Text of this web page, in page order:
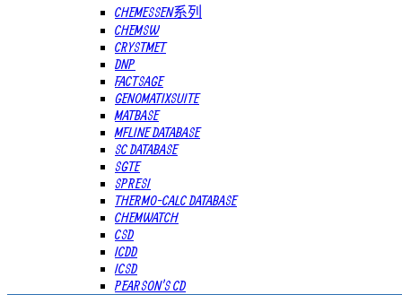
CHEMESSEN系列
CHEMSW
CRYSTMET
DNP
FACTSAGE
GENOMATIXSUITE
MATBASE
MFLINE DATABASE
SC DATABASE
SGTE
SPRESI
THERMO-CALC DATABASE
CHEMWATCH
CSD
ICDD
ICSD
PEARSON'S CD